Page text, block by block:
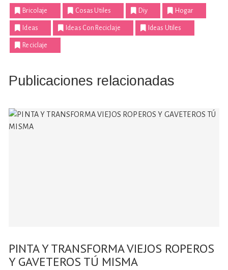
Bricolaje Cosas Utiles Diy Hogar
Ideas Ideas Con Reciclaje Ideas Utiles
Reciclaje
Publicaciones relacionadas
PINTA Y TRANSFORMA VIEJOS ROPEROS
Y GAVETEROS TÚ MISMA